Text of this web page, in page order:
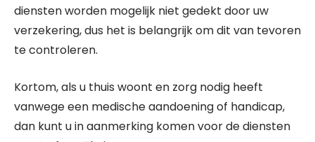
diensten worden mogelijk niet gedekt door uw
verzekering, dus het is belangrijk om dit van tevoren
te controleren.
Kortom, als u thuis woont en zorg nodig heeft
vanwege een medische aandoening of handicap,
dan kunt u in aanmerking komen voor de diensten